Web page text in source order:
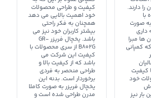
را دارند.
با
به صورت
داری
ها مبرا
کمپانی
کیفیت
خود
نیز
کیفیت و طراحی محصولات
خود اهمیت بالایی می دهد
همچنان به فکر راحتی
بیشتر کاربران خود نیز می
باشد. یخچال فریزر GR-
B802G از سری محصولات با
کیفیت این شرکت می
باشد که از کیفیت بالا و
طراحی منحصر به فردی
برخوردار است. بدنه این
یخچال فریزر به صورت کاملا
مدرن طراحی شده است و